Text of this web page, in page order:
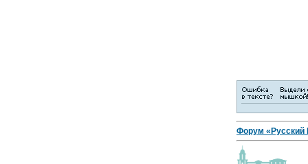
Форум «Русский